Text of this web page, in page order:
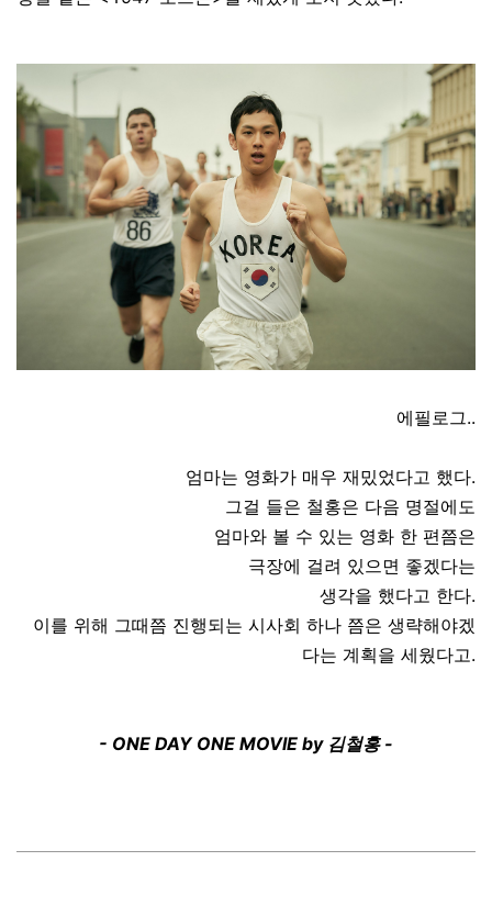
에필로그..
엄마는 영화가 매우 재밌었다고 했다.
그걸 들은 철홍은 다음 명절에도
엄마와 볼 수 있는 영화 한 편쯤은
극장에 걸려 있으면 좋겠다는
생각을 했다고 한다.
이를 위해 그때쯤 진행되는 시사회 하나 쯤은 생략해야겠
다는 계획을 세웠다고.
- ONE DAY ONE MOVIE by 김철홍 -